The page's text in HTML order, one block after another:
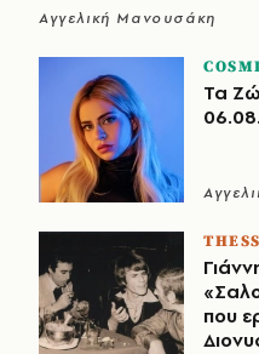
Αγγελική Μανουσάκη
Τα
που